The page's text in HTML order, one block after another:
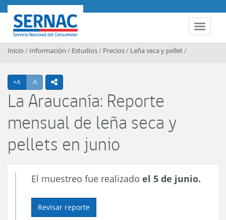
Contenido principal
Toggle
SERNAC
Inicio / Información / Estudios/ Precios/ Leña seca y pellet/
+A Agrandar texto
-A Achicar textoicono compartir
La Araucanía: Reporte
mensual de leña seca y
pellets en junio
El muestreo fue realizado el 5 de junio.
Revisar reporte